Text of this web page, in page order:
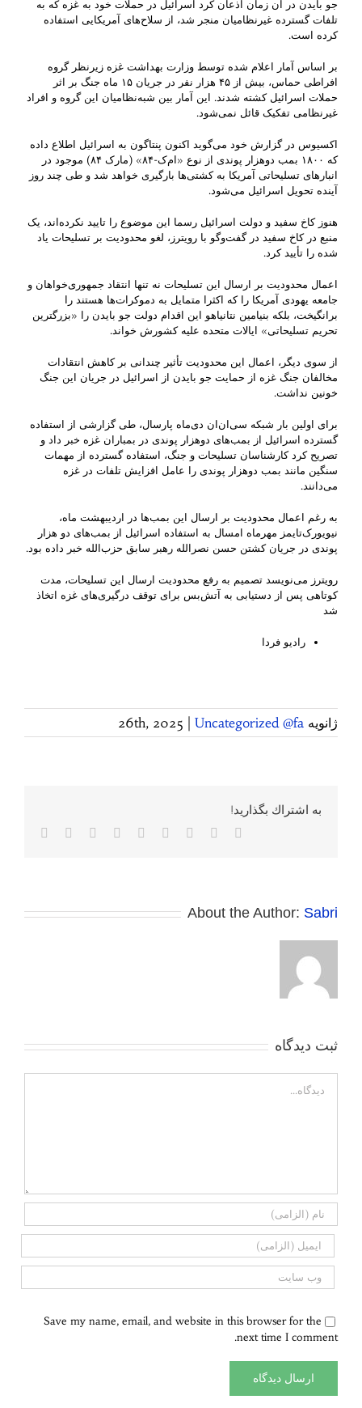
جو بایدن در آن زمان اذعان کرد اسرائیل در حملات خود به غزه که به
تلفات گسترده غیرنظامیان منجر شد، از سلاح‌های آمریکایی استفاده
کرده است.
بر اساس آمار اعلام شده توسط وزارت بهداشت غزه زیرنظر گروه
افراطی حماس، بیش از ۴۵ هزار نفر در جریان ۱۵ ماه جنگ بر اثر
حملات اسرائیل کشته شدند. این آمار بین شبه‌نظامیان این گروه و افراد
غیرنظامی تفکیک قائل نمی‌شود.
اکسیوس در گزارش خود می‌گوید اکنون پنتاگون به اسرائیل اطلاع داده
که ۱۸۰۰ بمب دوهزار پوندی از نوع «ام‌ک-۸۴» (مارک ۸۴) موجود در
انبارهای تسلیحاتی آمریکا به کشتی‌ها بارگیری خواهد شد و طی چند روز
آینده تحویل اسرائیل می‌شود.
هنوز کاخ سفید و دولت اسرائیل رسما این موضوع را تایید نکرده‌اند، یک
منبع در کاخ سفید در گفت‌وگو با رویترز، لغو محدودیت بر تسلیحات یاد
شده را تأیید کرد.
اعمال محدودیت بر ارسال این تسلیحات نه تنها انتقاد جمهوری‌خواهان و
جامعه یهودی آمریکا را که اکثرا متمایل به دموکرات‌ها هستند را
برانگیخت، بلکه بنیامین نتانیاهو این اقدام دولت جو بایدن را «بزرگترین
تحریم تسلیحاتی» ایالات متحده علیه کشورش خواند.
از سوی دیگر، اعمال این محدودیت تأثیر چندانی بر کاهش انتقادات
مخالفان جنگ غزه از حمایت جو بایدن از اسرائیل در جریان این جنگ
خونین نداشت.
برای اولین بار شبکه سی‌ان‌ان دی‌ماه پارسال، طی گزارشی از استفاده
گسترده اسرائیل از بمب‌های دوهزار پوندی در بمباران غزه خبر داد و
تصریح کرد کارشناسان تسلیحات و جنگ، استفاده گسترده از مهمات
سنگین مانند بمب دوهزار پوندی را عامل افزایش تلفات در غزه
می‌دانند.
به رغم اعمال محدودیت بر ارسال این بمب‌ها در اردیبهشت ماه،
نیویورک‌تایمز مهرماه امسال به استفاده اسرائیل از بمب‌های دو هزار
پوندی در جریان کشتن حسن نصرالله رهبر سابق حزب‌الله خبر داده بود.
رویترز می‌نویسد تصمیم به رفع محدودیت ارسال این تسلیحات، مدت
کوتاهی پس از دستیابی به آتش‌بس برای توقف درگیری‌های غزه اتخاذ
شد
رادیو فردا
ژانویه 26th, 2025 Uncategorized @fa
به اشتراك بگذاريد!
Facebook
Twitter
Reddit
LinkedIn
WhatsApp
Tumblr
Pinterest
About the Author: Sabri
ثبت ديدگاه
Save my name, email, and website in this browser for the
next time I comment.